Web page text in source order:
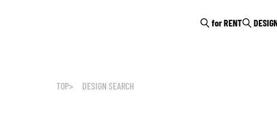
for RENT
TOP DESIGN SEARCH